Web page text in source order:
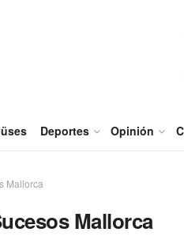
Deportes Opinión
Mallorca
Mallorca